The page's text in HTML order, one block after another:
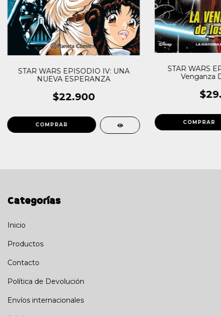
STAR WARS EPISODIO IV: UNA
NUEVA ESPERANZA
$22.900
STAR WARS
Venganza
Categorías
Inicio
Productos
Contacto
Política de Devolución
Envíos internacionales